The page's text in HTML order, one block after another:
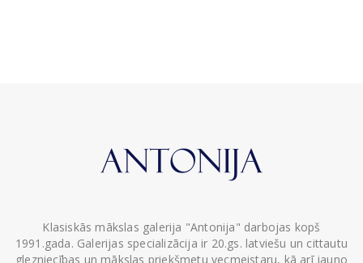
Klasiskās mākslas galerija "Antonija" darbojas kopš
1991.gada. Galerijas specializācija ir 20.gs. latviešu un cittautu
glezniecības un mākslas priekšmetu vecmeistaru, kā arī jauno